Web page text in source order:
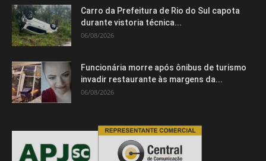
Carro da Prefeitura de Rio do Sul capota
durante vistoria técnica...
06/08/2026
Funcionária morre após ônibus de turismo
invadir restaurante às margens da...
06/08/2026